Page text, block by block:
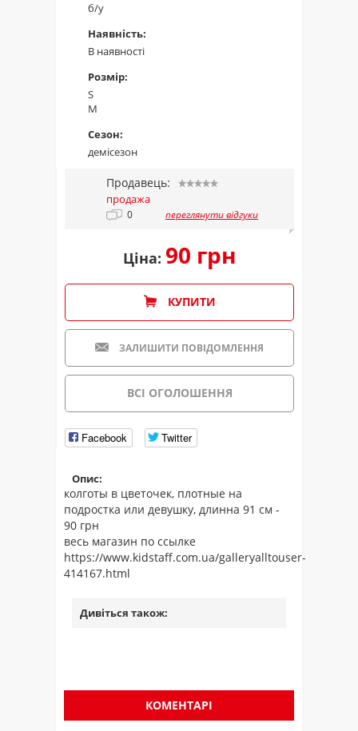
б/у
Наявність:
В наявності
Розмір:
S
M
Сезон:
демісезон
Продавець:
продажа
0 переглянути відгуки
Ціна: 90 грн
КУПИТИ
ЗАЛИШИТИ ПОВІДОМЛЕННЯ
ВСІ ОГОЛОШЕННЯ
Facebook Twitter
Опис:
колготы в цветочек, плотные на
подростка или девушку, длинна 91 см -
90 грн
весь магазин по ссылке
https://www.kidstaff.com.ua/galleryalltouser-
414167.html
Дивіться також:
КОМЕНТАРІ